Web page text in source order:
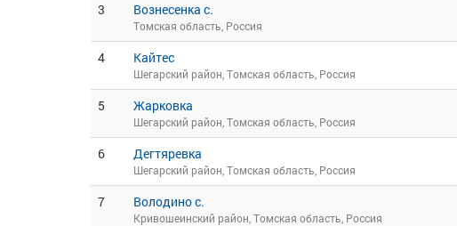
3 Вознесенка с.
Томская область, Россия
4 Кайтес
Шегарский район, Томская область, Россия
5 Жарковка
Шегарский район, Томская область, Россия
6 Дегтяревка
Шегарский район, Томская область, Россия
7 Володино с.
Кривошеинский район, Томская область, Россия